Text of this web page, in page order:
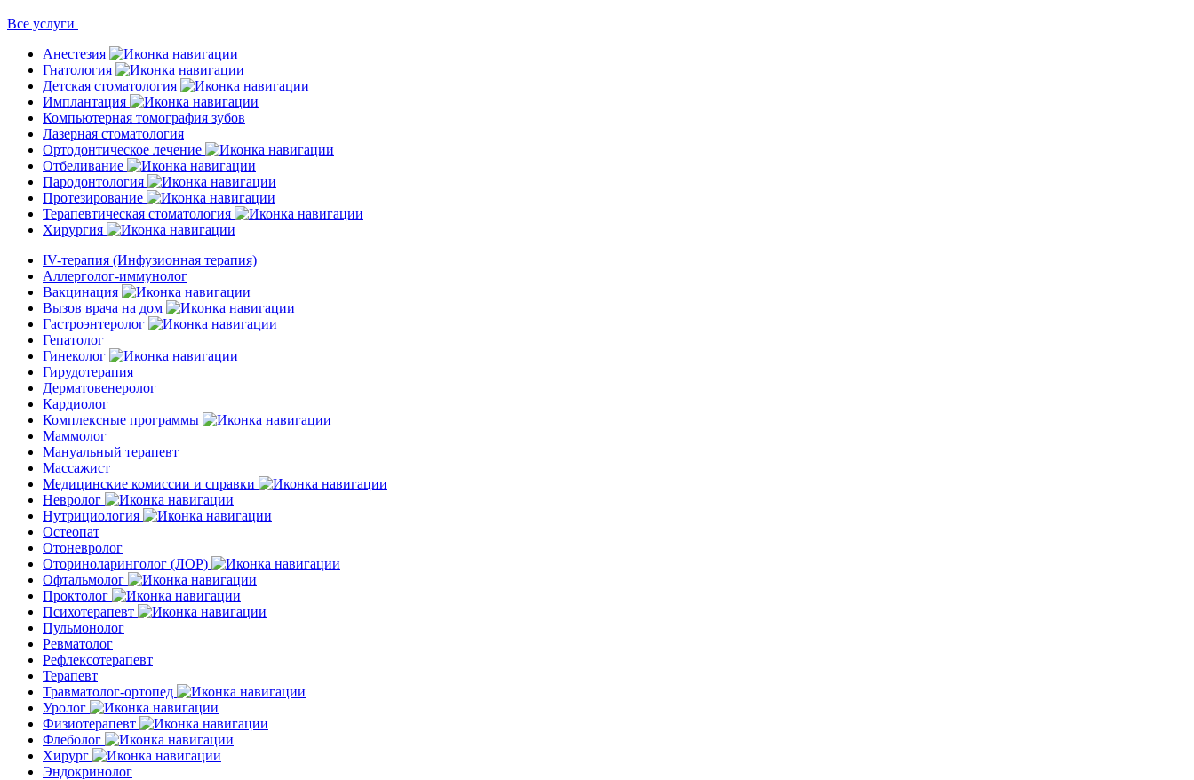
Все услуги
Анестезия
Гнатология
Детская стоматология
Имплантация
Компьютерная томография зубов
Лазерная стоматология
Ортодонтическое лечение
Отбеливание
Пародонтология
Протезирование
Терапевтическая стоматология
Хирургия
IV-терапия (Инфузионная терапия)
Аллерголог-иммунолог
Вакцинация
Вызов врача на дом
Гастроэнтеролог
Гепатолог
Гинеколог
Гирудотерапия
Дерматовенеролог
Кардиолог
Комплексные программы
Маммолог
Мануальный терапевт
Массажист
Медицинские комиссии и справки
Невролог
Нутрициология
Остеопат
Отоневролог
Оториноларинголог (ЛОР)
Офтальмолог
Проктолог
Психотерапевт
Пульмонолог
Ревматолог
Рефлексотерапевт
Терапевт
Травматолог-ортопед
Уролог
Физиотерапевт
Флеболог
Хирург
Эндокринолог